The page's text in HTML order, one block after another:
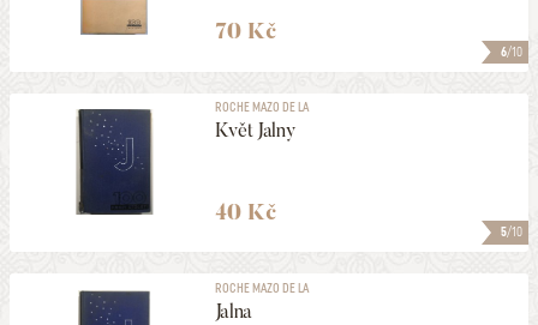
6/10
70 Kč
5/10
ROCHE MAZO DE LA
Květ Jalny
40 Kč
ROCHE MAZO DE LA
Jalna